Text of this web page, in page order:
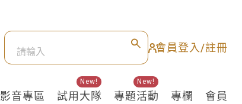
會員登入/註冊
影音專區 試用大隊
New!
專題活動
New!
專欄 會員